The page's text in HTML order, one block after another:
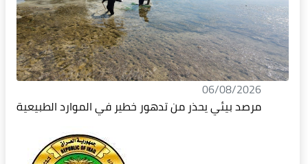
06/08/2026
مرصد بيئي يحذر من تدهور خطير في الموارد الطبيعية